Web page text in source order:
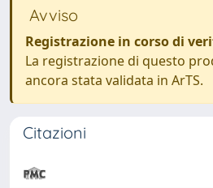
Avviso
Registrazione in corso di
La registrazione di questo
ancora stata validata in ArTS.
Citazioni